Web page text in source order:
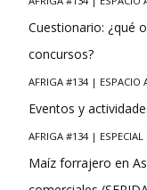
Cuestionario: ¿qué
concursos?
AFRIGA #134 | ESPACIO
Eventos y
AFRIGA #134 | ESPECIAL
Maíz forrajero en